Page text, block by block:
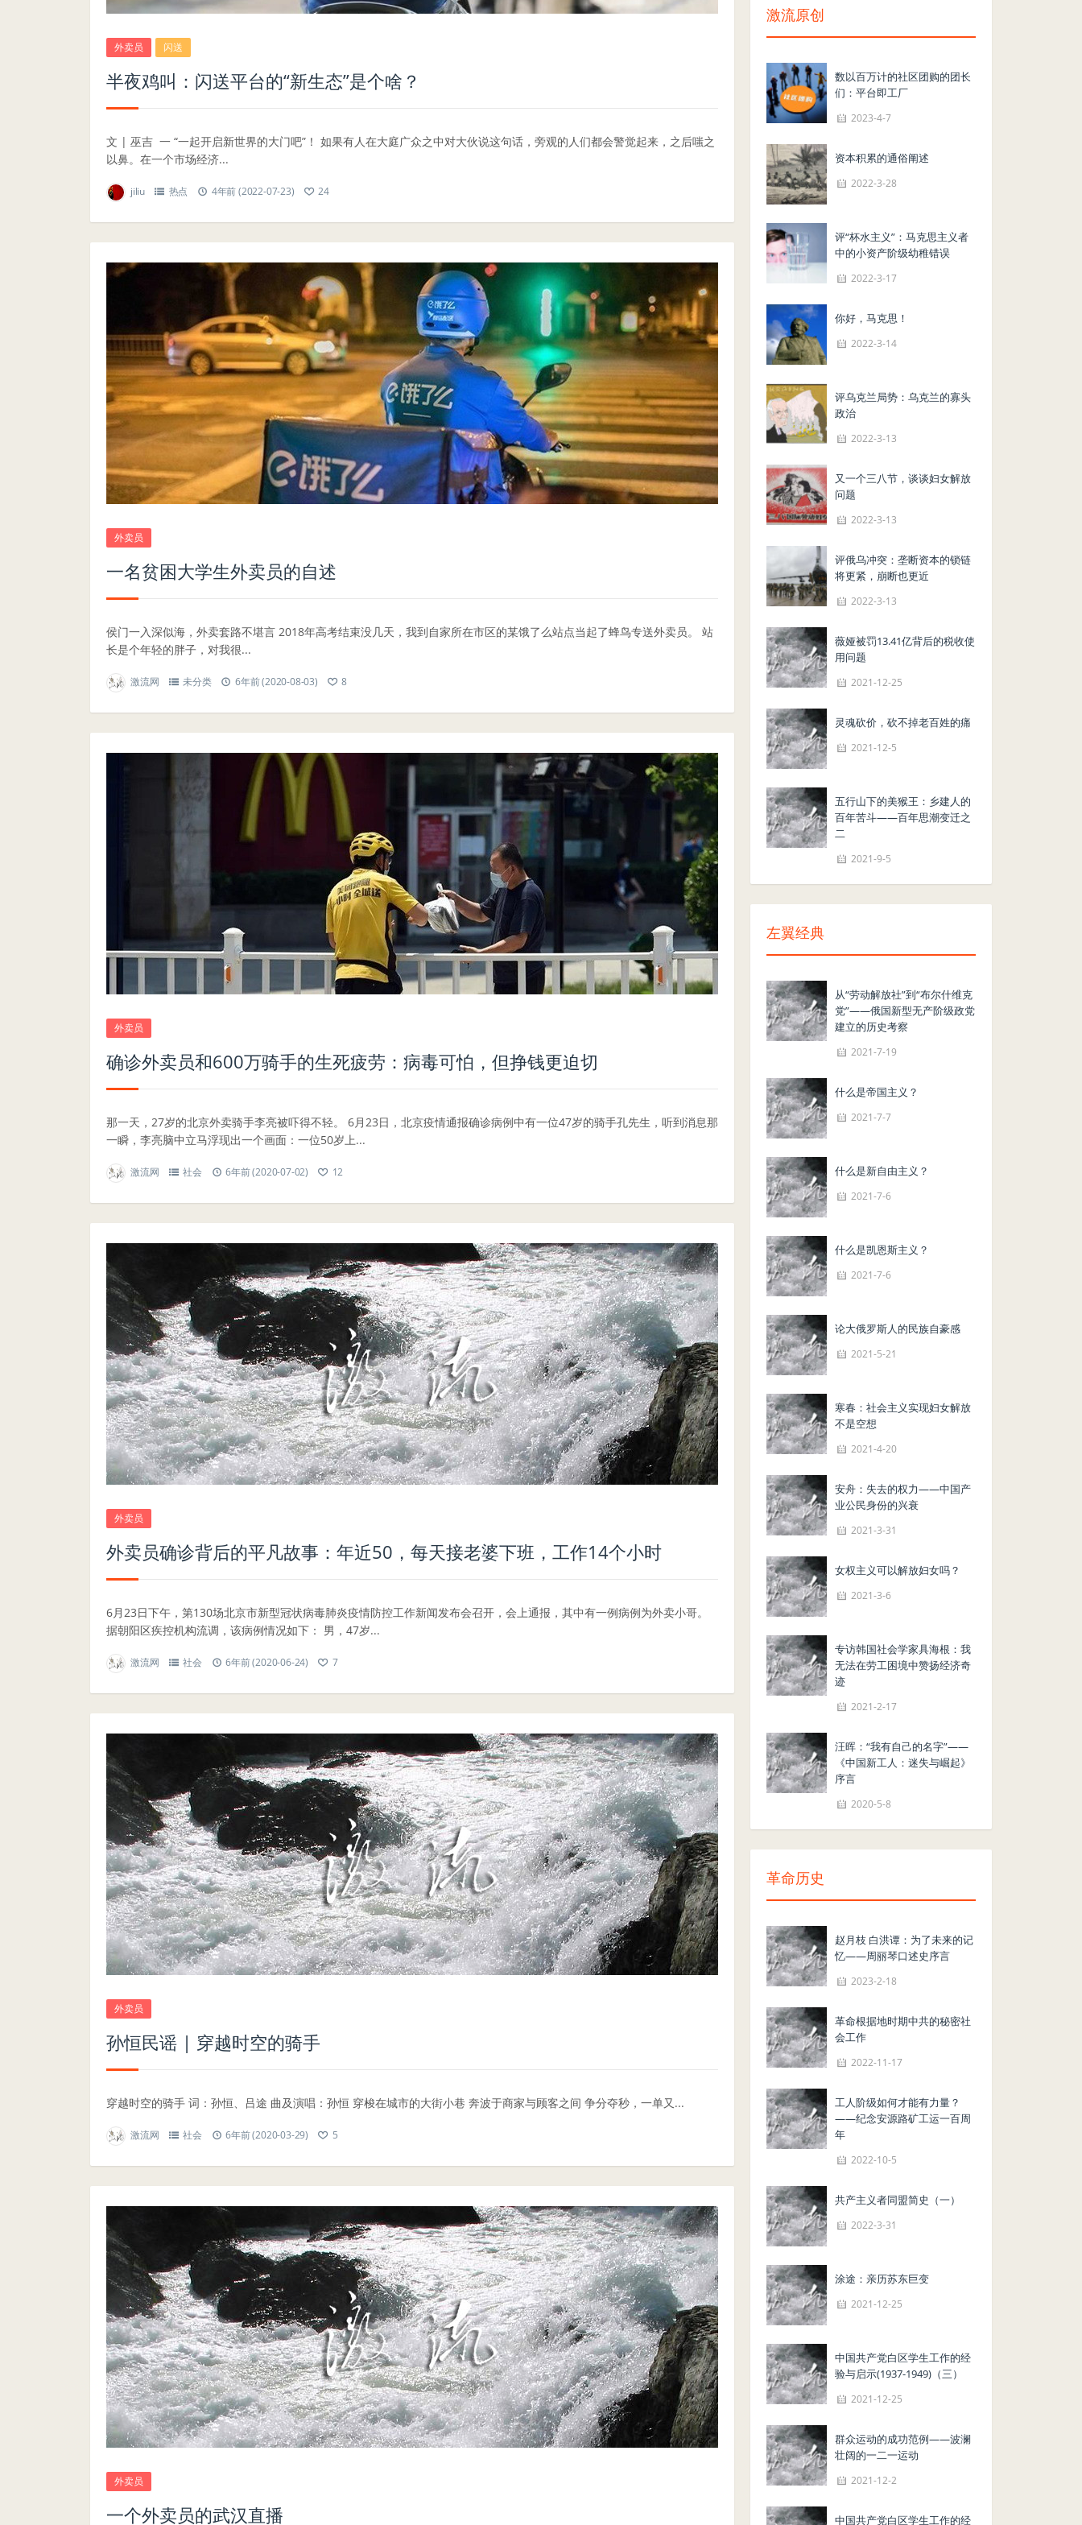
外卖员 闪送
半夜鸡叫：闪送平台的“新生态”是个啥？
文 | 巫吉 一 “一起开启新世界的大门吧”！ 如果有人在大庭广众之中对大伙说这句话，旁观的人们都会警觉起来，之后嗤之
以鼻。在一个市场经济...
jiliu 热点 4年前 (2022-07-23) 24
外卖员
一名贫困大学生外卖员的自述
侯门一入深似海，外卖套路不堪言 2018年高考结束没几天，我到自家所在市区的某饿了么站点当起了蜂鸟专送外卖员。 站
长是个年轻的胖子，对我很...
激流网 未分类 6年前 (2020-08-03) 8
外卖员
确诊外卖员和600万骑手的生死疲劳：病毒可怕，但挣钱更迫切
那一天，27岁的北京外卖骑手李亮被吓得不轻。 6月23日，北京疫情通报确诊病例中有一位47岁的骑手孔先生，听到消息那
一瞬，李亮脑中立马浮现出一个画面：一位50岁上...
激流网 社会 6年前 (2020-07-02) 12
外卖员
外卖员确诊背后的平凡故事：年近50，每天接老婆下班，工作14个小时
6月23日下午，第130场北京市新型冠状病毒肺炎疫情防控工作新闻发布会召开，会上通报，其中有一例病例为外卖小哥。
据朝阳区疾控机构流调，该病例情况如下： 男，47岁...
激流网 社会 6年前 (2020-06-24) 7
外卖员
孙恒民谣 | 穿越时空的骑手
穿越时空的骑手 词：孙恒、吕途 曲及演唱：孙恒 穿梭在城市的大街小巷 奔波于商家与顾客之间 争分夺秒，一单又...
激流网 社会 6年前 (2020-03-29) 5
外卖员
一个外卖员的武汉直播
激流原创
数以百万计的社区团购的团长
们：平台即工厂
2023-4-7
资本积累的通俗阐述
2022-3-28
评“杯水主义”：马克思主义者
中的小资产阶级幼稚错误
2022-3-17
你好，马克思！
2022-3-14
评乌克兰局势：乌克兰的寡头
政治
2022-3-13
又一个三八节，谈谈妇女解放
问题
2022-3-13
评俄乌冲突：垄断资本的锁链
将更紧，崩断也更近
2022-3-13
薇娅被罚13.41亿背后的税收使
用问题
2021-12-25
灵魂砍价，砍不掉老百姓的痛
2021-12-5
五行山下的美猴王：乡建人的
百年苦斗——百年思潮变迁之
二
2021-9-5
左翼经典
从“劳动解放社”到“布尔什维克
党”——俄国新型无产阶级政党
建立的历史考察
2021-7-19
什么是帝国主义？
2021-7-7
什么是新自由主义？
2021-7-6
什么是凯恩斯主义？
2021-7-6
论大俄罗斯人的民族自豪感
2021-5-21
寒春：社会主义实现妇女解放
不是空想
2021-4-20
安舟：失去的权力——中国产
业公民身份的兴衰
2021-3-31
女权主义可以解放妇女吗？
2021-3-6
专访韩国社会学家具海根：我
无法在劳工困境中赞扬经济奇
迹
2021-2-17
汪晖：“我有自己的名字”——
《中国新工人：迷失与崛起》
序言
2020-5-8
革命历史
赵月枝 白洪谭：为了未来的记
忆——周丽琴口述史序言
2023-2-18
革命根据地时期中共的秘密社
会工作
2022-11-17
工人阶级如何才能有力量？
——纪念安源路矿工运一百周
年
2022-10-5
共产主义者同盟简史（一）
2022-3-31
涂途：亲历苏东巨变
2021-12-25
中国共产党白区学生工作的经
验与启示(1937-1949)（三）
2021-12-25
群众运动的成功范例——波澜
壮阔的一二一运动
2021-12-2
中国共产党白区学生工作的经